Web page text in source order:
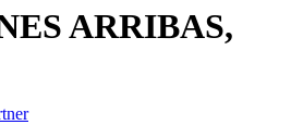
ARRIBAS,